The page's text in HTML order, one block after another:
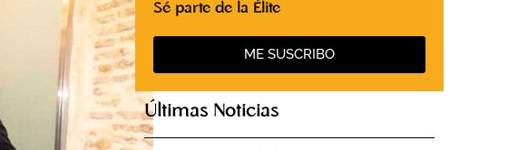
Sé parte de la Élite
ME SUSCRIBO
Últimas Noticias